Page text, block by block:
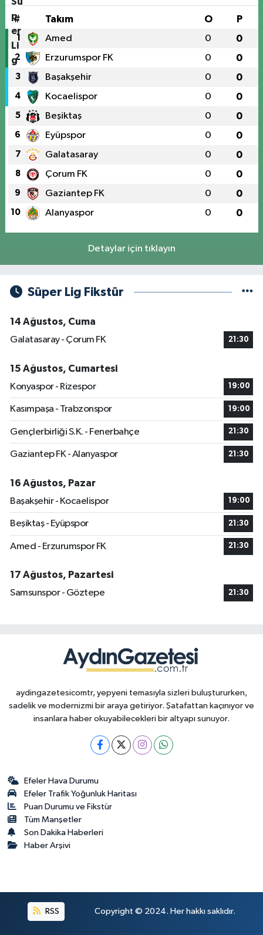
# Takım O P
1 Amed 0 0
2 Erzurumspor FK 0 0
3 Başakşehir 0 0
4 Kocaelispor 0 0
5 Beşiktaş 0 0
6 Eyüpspor 0 0
7 Galatasaray 0 0
8 Çorum FK 0 0
9 Gaziantep FK 0 0
10 Alanyaspor 0 0
Detaylar için tıklayın
Süper Lig Fikstür
14 Ağustos, Cuma
Galatasaray - Çorum FK
21:30
15 Ağustos, Cumartesi
Konyaspor - Rizespor
19:00
Kasımpaşa - Trabzonspor 19:00
Gençlerbirliği S.K. - Fenerbahçe 21:30
Gaziantep FK - Alanyaspor 21:30
16 Ağustos, Pazar
Başakşehir - Kocaelispor
19:00
Beşiktaş - Eyüpspor 21:30
Amed - Erzurumspor FK 21:30
17 Ağustos, Pazartesi
Samsunspor - Göztepe
21:30
aydingazetesicomtr, yepyeni temasıyla sizleri buluştururken,
sadelik ve modernizmi bir araya getiriyor. Şatafattan kaçınıyor ve
insanlara haber okuyabilecekleri bir altyapı sunuyor.
Efeler Hava Durumu
Efeler Trafik Yoğunluk Haritası
Puan Durumu ve Fikstür
Tüm Manşetler
Son Dakika Haberleri
Haber Arşivi
RSS Copyright © 2024. Her hakkı saklıdır.